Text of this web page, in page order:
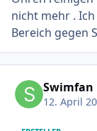
nicht mehr .
Bereich gegen
Swimfan
12. April